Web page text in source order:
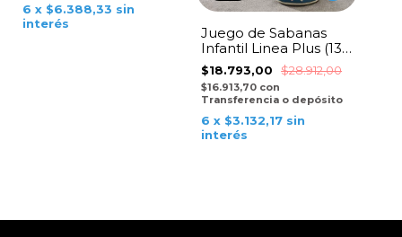
6 x $6.388,33 sin
interés
Juego de Sabanas
Infantil Linea Plus (132
Hilos) - Sahara
$18.793,00 $28.912,00
$16.913,70 con
Transferencia o depósito
6 x $3.132,17 sin
interés